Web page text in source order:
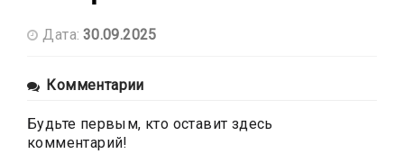
Дата: 30.09.2025
Комментарии
Будьте первым, кто оставит здесь
комментарий!